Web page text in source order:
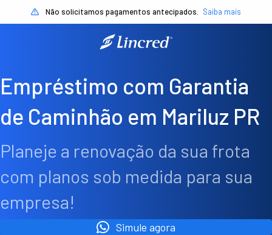
Não solicitamos pagamentos antecipados. Saiba mais
Empréstimo com Garantia
de Caminhão em Mariluz PR
Planeje a renovação da sua frota
com planos sob medida para sua
empresa!
Simule agora